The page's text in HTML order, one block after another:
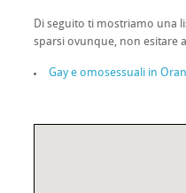
Di seguito ti mostriamo una
sparsi ovunque, non esitare
Gay e omosessuali in